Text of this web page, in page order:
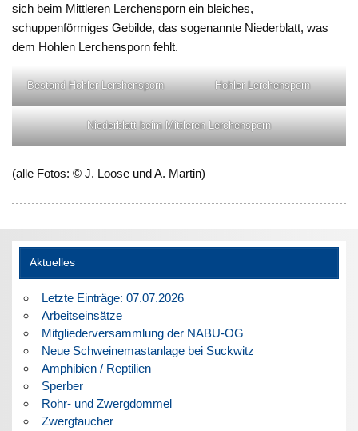
sich beim Mittleren Lerchensporn ein bleiches,
schuppenförmiges Gebilde, das sogenannte Niederblatt, was
dem Hohlen Lerchensporn fehlt.
Bestand Hohler Lerchensporn Hohler Lerchensporn
Niederblatt beim Mittleren Lerchensporn
(alle Fotos: © J. Loose und A. Martin)
Aktuelles
Letzte Einträge: 07.07.2026
Arbeitseinsätze
Mitgliederversammlung der NABU-OG
Neue Schweinemastanlage bei Suckwitz
Amphibien / Reptilien
Sperber
Rohr- und Zwergdommel
Zwergtaucher